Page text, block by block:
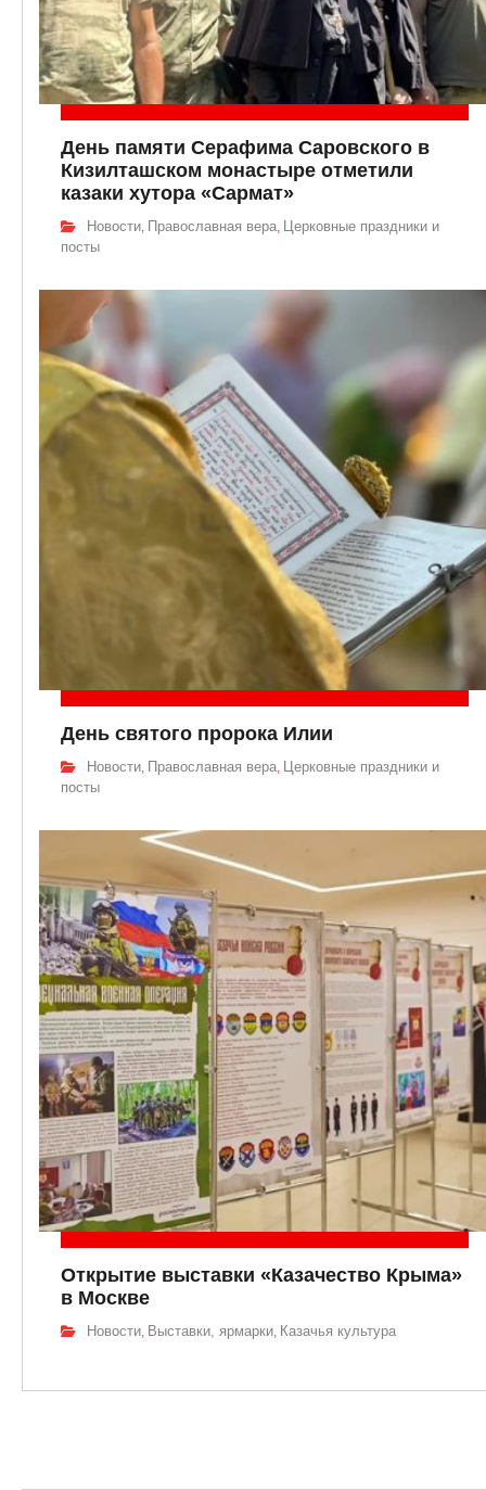
День памяти Серафима Саровского в
Кизилташском монастыре отметили
казаки хутора «Сармат»
Новости Православная вера Церковные праздники и
посты
День святого пророка Илии
Новости, Православная вера, Церковные праздники и
посты
Открытие выставки «Казачество Крыма»
в Москве
Новости, Выставки, ярмарки, Казачья культура